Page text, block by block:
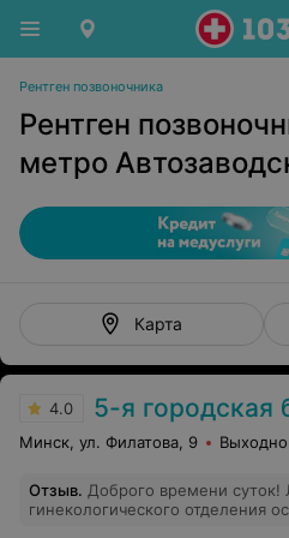
Рентген позвоночника
Рентген
метро
Карта
4.0 5-я городская
Минск, ул. Филатова, 9
Отзыв. Доброго времени суток! Лежала в больнице
гинекологического отделения